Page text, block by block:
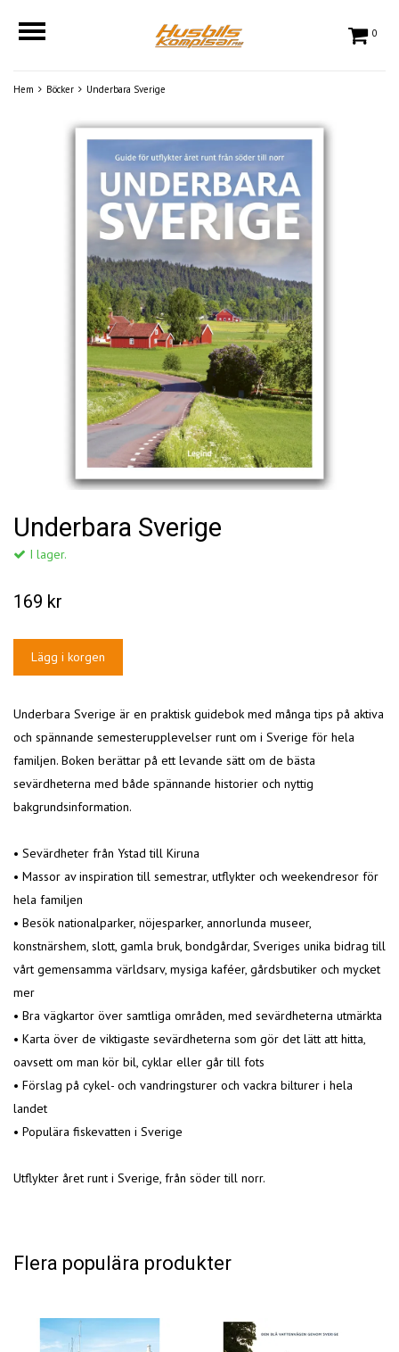
0
Hem Böcker Underbara Sverige
Underbara Sverige
I lager.
169 kr
Underbara Sverige är en praktisk guidebok med många tips på aktiva
och spännande semesterupplevelser runt om i Sverige för hela
familjen. Boken berättar på ett levande sätt om de bästa
sevärdheterna med både spännande historier och nyttig
bakgrundsinformation.
• Sevärdheter från Ystad till Kiruna
• Massor av inspiration till semestrar, utflykter och weekendresor för
hela familjen
• Besök nationalparker, nöjesparker, annorlunda museer,
konstnärshem, slott, gamla bruk, bondgårdar, Sveriges unika bidrag till
vårt gemensamma världsarv, mysiga kaféer, gårdsbutiker och mycket
mer
• Bra vägkartor över samtliga områden, med sevärdheterna utmärkta
• Karta över de viktigaste sevärdheterna som gör det lätt att hitta,
oavsett om man kör bil, cyklar eller går till fots
• Förslag på cykel- och vandringsturer och vackra bilturer i hela
landet
• Populära fiskevatten i Sverige
Utflykter året runt i Sverige, från söder till norr.
Flera populära produkter